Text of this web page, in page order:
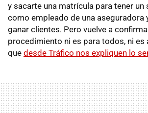
y sacarte una matrícula para tener un
como empleado de una aseguradora
ganar clientes. Pero vuelve a
procedimiento ni es para todos, ni es
que desde Tráfico nos expliquen lo